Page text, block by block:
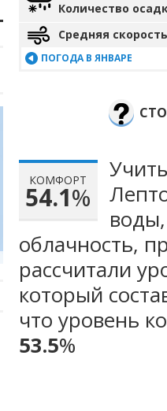
Количество
Средняя
ПОГОДА В ЯНВАРЕ
КОМФОРТ
54.1%
облачность,
рассчитали
который
что уровень
53.5%